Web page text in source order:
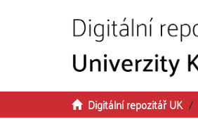
Digitální repozitář UK